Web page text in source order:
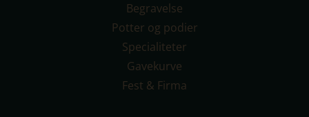
Begravelse
Potter og podier
Specialiteter
Gavekurve
Fest & Firma